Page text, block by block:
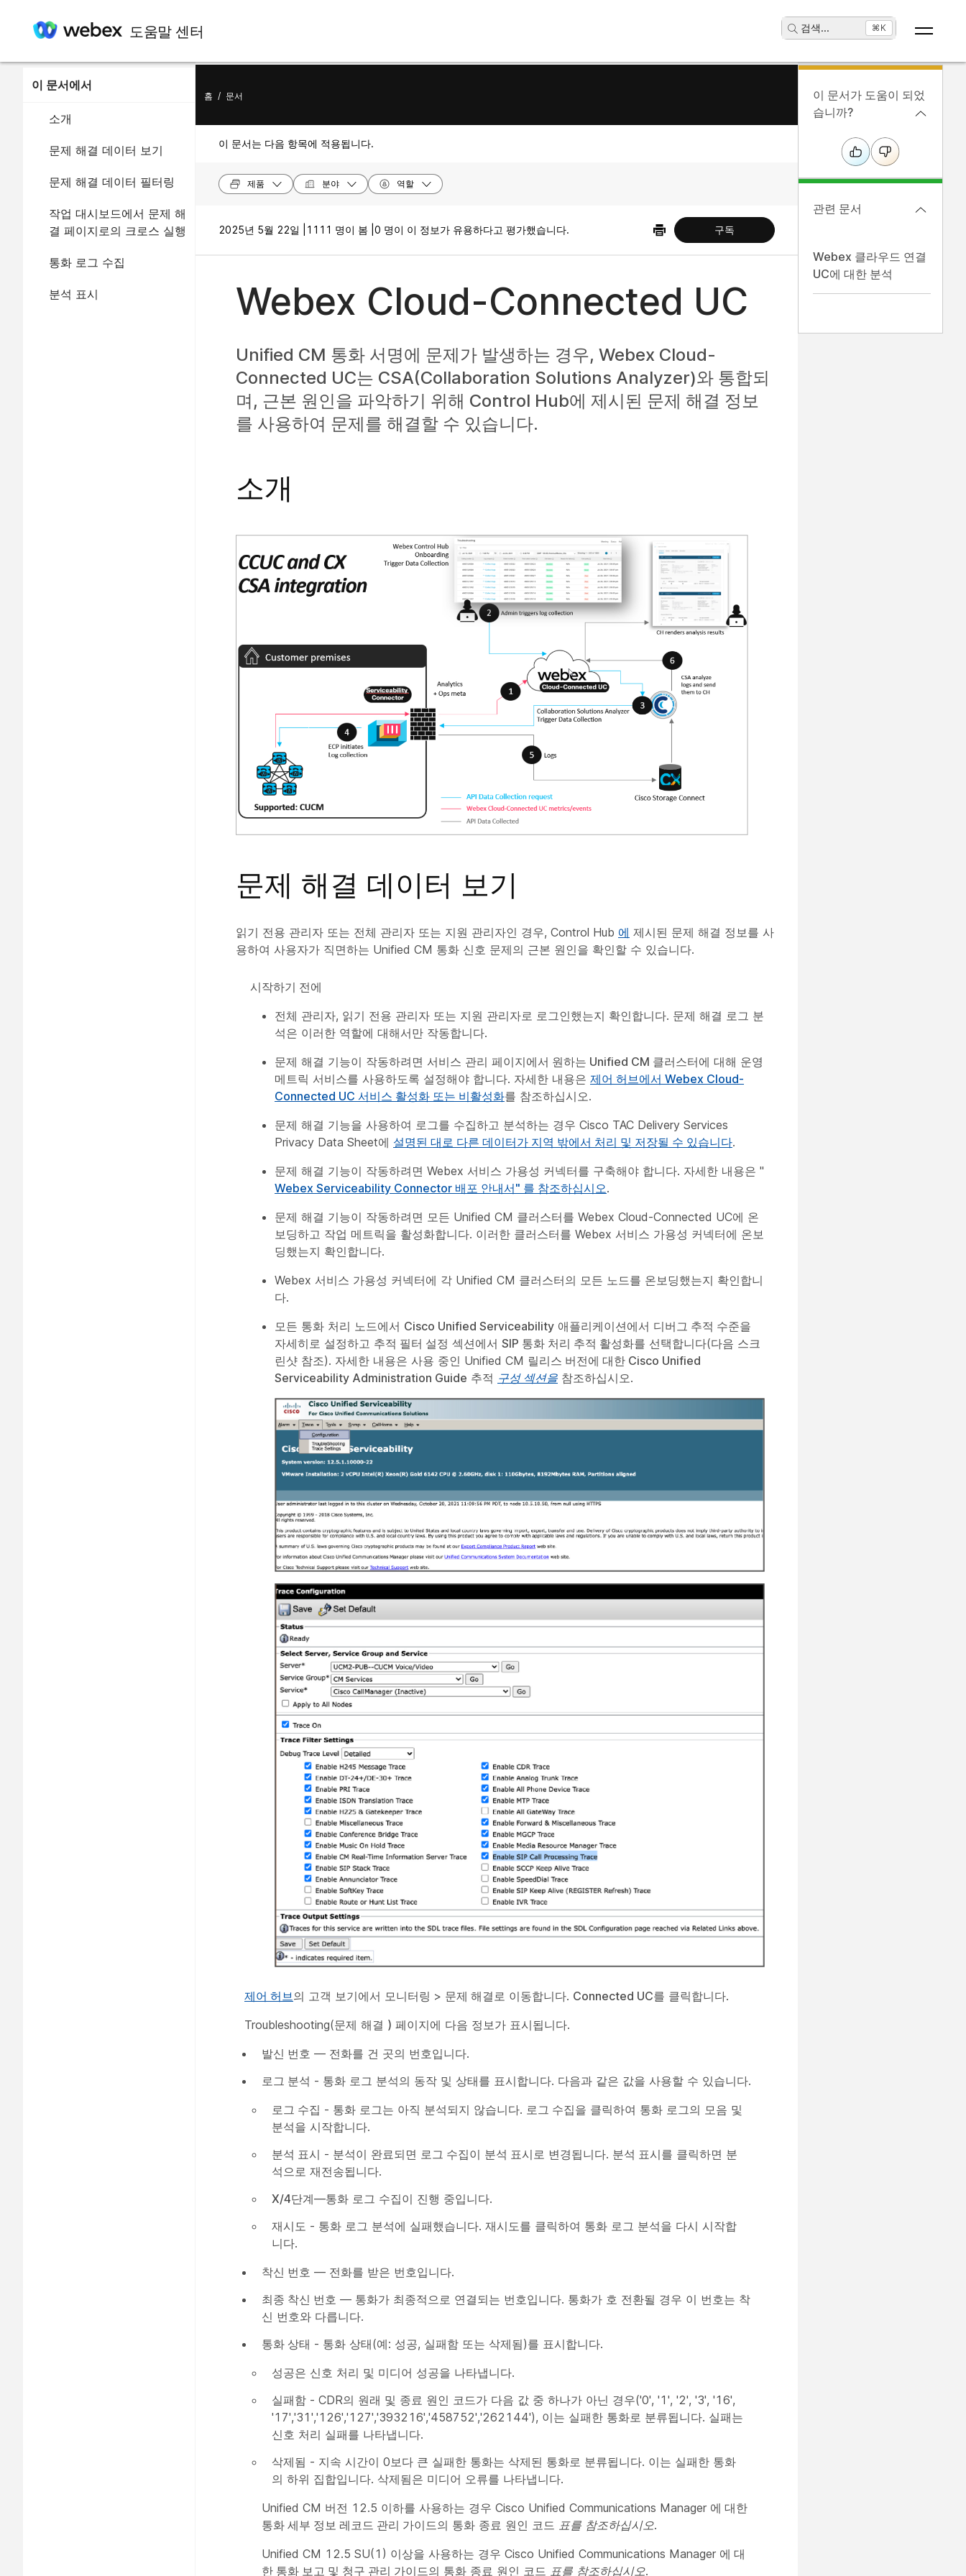
도움말 센터 검색... ⌘K
이 문서에서
소개
문제 해결 데이터 보기
문제 해결 데이터 필터링
작업 대시보드에서 문제 해
결 페이지로의 크로스 실행
통화 로그 수집
분석 표시
홈 / 문서
이 문서는 다음 항목에 적용됩니다.
제품 분야 역할
2025년 5월 22일 | 1111 명이 봄 | 0 명이 이 정보가 유용하다고 평가했습니다. 구독
Webex Cloud-Connected UC
Unified CM 통화 서명에 문제가 발생하는 경우, Webex Cloud-
Connected UC는 CSA(Collaboration Solutions Analyzer)와 통합되
며, 근본 원인을 파악하기 위해 Control Hub에 제시된 문제 해결 정보
를 사용하여 문제를 해결할 수 있습니다.
소개
문제 해결 데이터 보기
읽기 전용 관리자 또는 전체 관리자 또는 지원 관리자인 경우, Control Hub 에 제시된 문제 해결 정보를 사
용하여 사용자가 직면하는 Unified CM 통화 신호 문제의 근본 원인을 확인할 수 있습니다.
시작하기 전에
전체 관리자, 읽기 전용 관리자 또는 지원 관리자로 로그인했는지 확인합니다. 문제 해결 로그 분
석은 이러한 역할에 대해서만 작동합니다.
문제 해결 기능이 작동하려면 서비스 관리 페이지에서 원하는 Unified CM 클러스터에 대해 운영
메트릭 서비스를 사용하도록 설정해야 합니다. 자세한 내용은 제어 허브에서 Webex Cloud-
Connected UC 서비스 활성화 또는 비활성화를 참조하십시오.
문제 해결 기능을 사용하여 로그를 수집하고 분석하는 경우 Cisco TAC Delivery Services
Privacy Data Sheet에 설명된 대로 다른 데이터가 지역 밖에서 처리 및 저장될 수 있습니다.
문제 해결 기능이 작동하려면 Webex 서비스 가용성 커넥터를 구축해야 합니다. 자세한 내용은 "
Webex Serviceability Connector 배포 안내서" 를 참조하십시오.
문제 해결 기능이 작동하려면 모든 Unified CM 클러스터를 Webex Cloud-Connected UC에 온
보딩하고 작업 메트릭을 활성화합니다. 이러한 클러스터를 Webex 서비스 가용성 커넥터에 온보
딩했는지 확인합니다.
Webex 서비스 가용성 커넥터에 각 Unified CM 클러스터의 모든 노드를 온보딩했는지 확인합니
다.
모든 통화 처리 노드에서 Cisco Unified Serviceability 애플리케이션에서 디버그 추적 수준을
자세히 로 설정하고 추적 필터 설정 섹션에서 SIP 통화 처리 추적 활성화를 선택합니다(다음 스크
린샷 참조). 자세한 내용은 사용 중인 Unified CM 릴리스 버전에 대한 Cisco Unified
Serviceability Administration Guide 추적 구성 섹션을 참조하십시오.
제어 허브의 고객 보기에서 모니터링 > 문제 해결로 이동합니다. Connected UC를 클릭합니다.
Troubleshooting(문제 해결 ) 페이지에 다음 정보가 표시됩니다.
발신 번호 — 전화를 건 곳의 번호입니다.
로그 분석 - 통화 로그 분석의 동작 및 상태를 표시합니다. 다음과 같은 값을 사용할 수 있습니다.
로그 수집 - 통화 로그는 아직 분석되지 않습니다. 로그 수집을 클릭하여 통화 로그의 모음 및
분석을 시작합니다.
분석 표시 - 분석이 완료되면 로그 수집이 분석 표시로 변경됩니다. 분석 표시를 클릭하면 분
석으로 재전송됩니다.
X/4단계—통화 로그 수집이 진행 중입니다.
재시도 - 통화 로그 분석에 실패했습니다. 재시도를 클릭하여 통화 로그 분석을 다시 시작합
니다.
착신 번호 — 전화를 받은 번호입니다.
최종 착신 번호 — 통화가 최종적으로 연결되는 번호입니다. 통화가 호 전환될 경우 이 번호는 착
신 번호와 다릅니다.
통화 상태 - 통화 상태(예: 성공, 실패함 또는 삭제됨)를 표시합니다.
성공은 신호 처리 및 미디어 성공을 나타냅니다.
실패함 - CDR의 원래 및 종료 원인 코드가 다음 값 중 하나가 아닌 경우('0', '1', '2', '3', '16',
'17','31','126','127','393216','458752','262144'), 이는 실패한 통화로 분류됩니다. 실패는
신호 처리 실패를 나타냅니다.
삭제됨 - 지속 시간이 0보다 큰 실패한 통화는 삭제된 통화로 분류됩니다. 이는 실패한 통화
의 하위 집합입니다. 삭제됨은 미디어 오류를 나타냅니다.
Unified CM 버전 12.5 이하를 사용하는 경우 Cisco Unified Communications Manager 에 대한
통화 세부 정보 레코드 관리 가이드의 통화 종료 원인 코드 표를 참조하십시오.
Unified CM 12.5 SU(1) 이상을 사용하는 경우 Cisco Unified Communications Manager 에 대
한 통화 보고 및 청구 관리 가이드의 통화 종료 원인 코드 표를 참조하십시오.
이 문서가 도움이 되었
습니까?
관련 문서
Webex 클라우드 연결
UC에 대한 분석